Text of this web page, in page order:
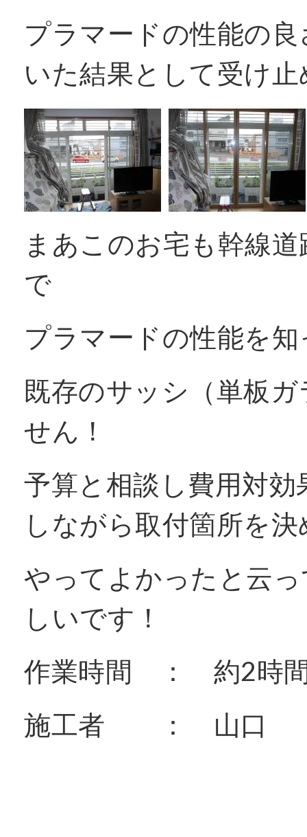
会社概要
採用情報
お問い合わせ
プラマードの性能の
いた結果として受け
まあこのお宅も幹線
で
プラマードの性能を
既存のサッシ（単板
せん！
予算と相談し費用対
しながら取付箇所を
やってよかったと云
しいです！
作業時間 ： 約2時
施工者 ： 山口